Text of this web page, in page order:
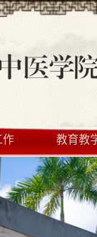
作 教育教